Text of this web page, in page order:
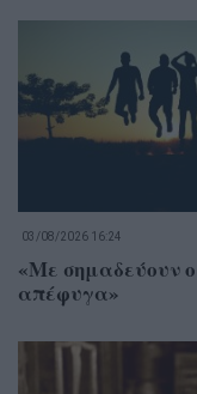
03/08/2026 16:24
«Με σημαδεύουν
απέφυγα»